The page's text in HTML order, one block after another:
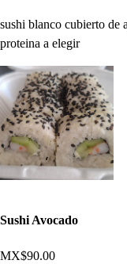
sushi blanco cubierto
proteina a elegir
Sushi Avocado
MX$90.00